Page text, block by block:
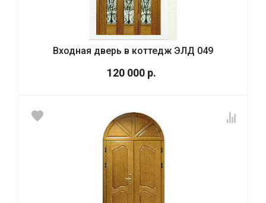
Входная дверь в коттедж ЭЛД 049
120 000 р.